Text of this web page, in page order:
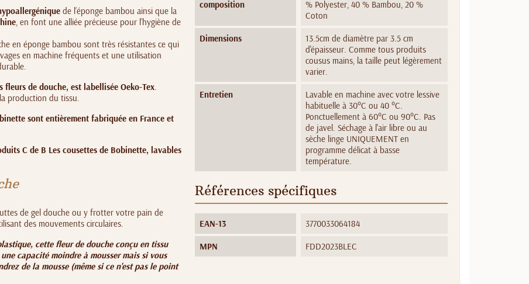
de l’éponge bambou ainsi que la
, en font une alliée précieuse pour l’hygiène de
en éponge bambou sont très résistantes ce qui
en machine fréquents et une utilisation
de douche, est labellisée Oeko-Tex.
production du tissu.
sont entièrement fabriquée en France et
C de B Les cousettes de Bobinette, lavables
de gel douche ou y frotter votre pain de
des mouvements circulaires.
cette fleur de douche conçu en tissu
capacité moindre à mousser mais si vous
de la mousse (même si ce n'est pas le point
composition
% Polyester, 40 % Bambou, 20 %
Coton
Dimensions
13.5cm de diamètre par 3.5 cm
d'épaisseur. Comme tous produits
cousus mains, la taille peut légèrement
varier.
Entretien
Lavable en machine avec votre lessive
habituelle à 30°C ou 40 °C.
Ponctuellement à 60°C ou 90°C. Pas
de javel. Séchage à l'air libre ou au
sèche linge UNIQUEMENT en
programme délicat à basse
température.
Références spécifiques
EAN-13 3770033064184
MPN FDD2023BLEC